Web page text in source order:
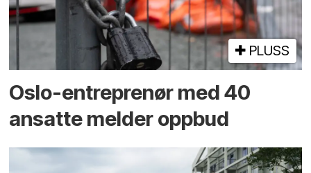
PLUSS
Oslo-entreprenør med 40
ansatte melder oppbud